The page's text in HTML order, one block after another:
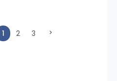
1(current)
2 3